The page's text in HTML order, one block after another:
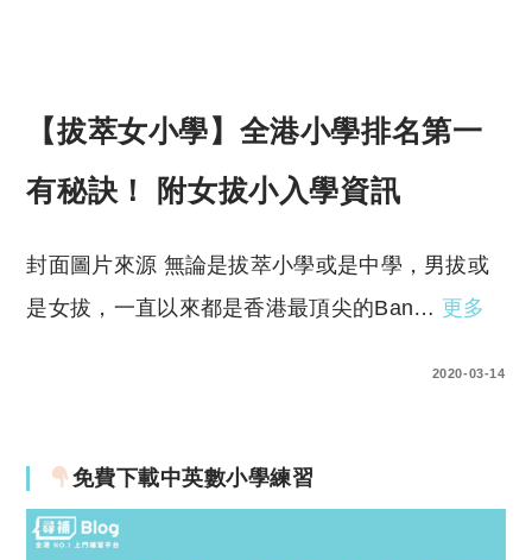
【拔萃女小學】全港小學排名第一
有秘訣！ 附女拔小入學資訊
封面圖片來源 無論是拔萃小學或是中學，男拔或
是女拔，一直以來都是香港最頂尖的Ban… 更多
2020-03-14
免費下載中英數小學練習